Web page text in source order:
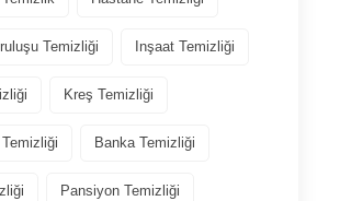
Temizliği Inşaat Temizliği
Kreş Temizliği
Banka Temizliği
Pansiyon Temizliği